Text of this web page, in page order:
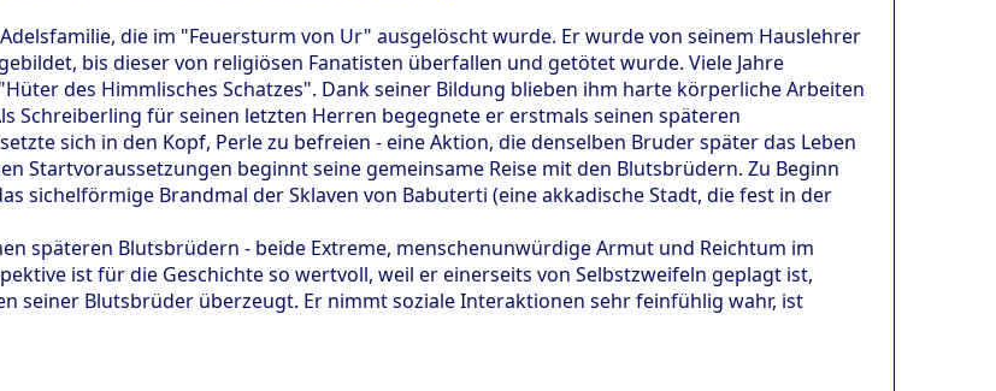
die im "Feuersturm von Ur" ausgelöscht wurde. Er wurde von seinem Hauslehrer
bis dieser von religiösen Fanatisten überfallen und getötet wurde. Viele Jahre
des Himmlisches Schatzes". Dank seiner Bildung blieben ihm harte körperliche Arbeiten
Schreiberling für seinen letzten Herren begegnete er erstmals seinen späteren
sich in den Kopf, Perle zu befreien - eine Aktion, die denselben Bruder später das Leben
Startvoraussetzungen beginnt seine gemeinsame Reise mit den Blutsbrüdern. Zu Beginn
sichelförmige Brandmal der Sklaven von Babuterti (eine akkadische Stadt, die fest in der
späteren Blutsbrüdern - beide Extreme, menschenunwürdige Armut und Reichtum im
ist für die Geschichte so wertvoll, weil er einerseits von Selbstzweifeln geplagt ist,
seiner Blutsbrüder überzeugt. Er nimmt soziale Interaktionen sehr feinfühlig wahr, ist